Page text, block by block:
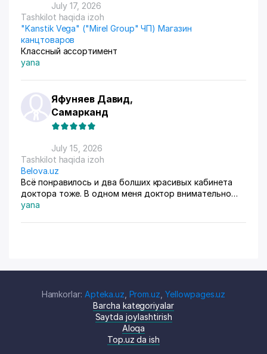
July 17, 2026
Tashkilot haqida izoh
"Kanstik Vega" ("Mirel Group" ЧП) Магазин
канцтоваров
Классный ассортимент
yana
Яфуняев Давид,
Самарканд
July 15, 2026
Tashkilot haqida izoh
Belova.uz
Всё понравилось и два болших красивых кабинета
доктора тоже. В одном меня доктор внимательно
осмотрела. Там на стенах висят в рамках документы,
yana
Hamkorlar: Apteka.uz Prom.uz ,Yellowpages.uz
Barcha kategoriyalar
Saytda joylashtirish
Aloqa
Top.uz da ish